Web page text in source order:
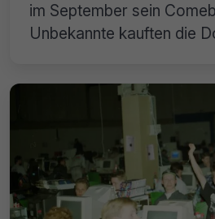
im September sein
Unbekannte kauften die